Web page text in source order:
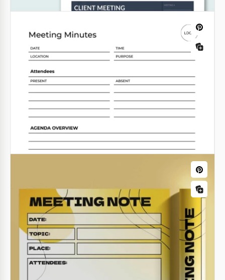
Modèle de notes de réunion client
Google Docs
Modèle de compte rendu de réunion de
base
Modèle de notes de réunion imprimable
et modifiable
N'hésitez pas à utiliser notre modèle de notes de
réunion imprimable et modifiable pour garder vos
récapitulatifs en sécurité et formels.